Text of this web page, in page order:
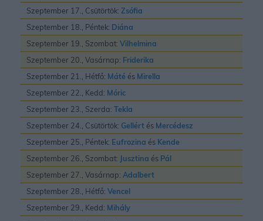
Szeptember 17., Csütörtök: Zsófia
Szeptember 18., Péntek: Diána
Szeptember 19., Szombat: Vilhelmina
Szeptember 20., Vasárnap: Friderika
Szeptember 21., Hétfő: Máté és Mirella
Szeptember 22., Kedd: Móric
Szeptember 23., Szerda: Tekla
Szeptember 24., Csütörtök: Gellért és Mercédesz
Szeptember 25., Péntek: Eufrozina és Kende
Szeptember 26., Szombat: Jusztina és Pál
Szeptember 27., Vasárnap: Adalbert
Szeptember 28., Hétfő: Vencel
Szeptember 29., Kedd: Mihály